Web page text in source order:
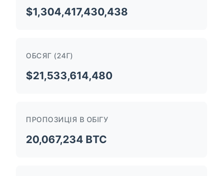
$1,304,417,430,438
ОБСЯГ (24Г)
$21,533,614,480
ПРОПОЗИЦІЯ В ОБІГУ
20,067,234 BTC